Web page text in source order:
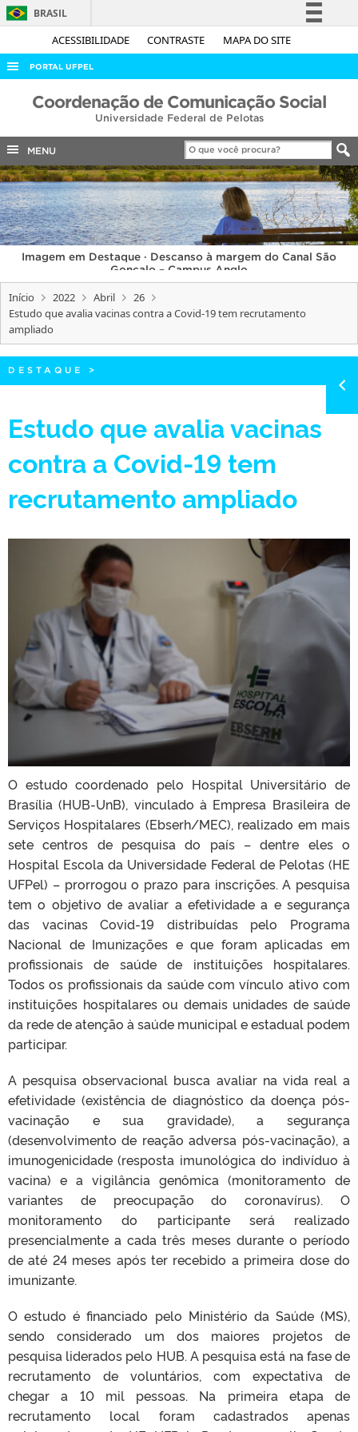
ACESSIBILIDADE CONTRASTE MAPA DO SITE
BRASIL
Simplifique!
Acesso à informação
Legislação
Canais
PORTAL UFPEL
ACESSO À INFORMAÇÃO
COBALTO
CONCURSOS
EDITAIS
INTERNACIONAL
OUVIDORIA
PORTARIAS
TELEFONES
Coordenação de Comunicação Social
Universidade Federal de Pelotas
MENU
Imagem em Destaque · Descanso à margem do Canal São
Gonçalo – Campus Anglo
Início 2022 Abril
26
Estudo que avalia vacinas contra a Covid-19 tem recrutamento
ampliado
DESTAQUE >
Estudo que avalia vacinas
contra a Covid-19 tem
recrutamento ampliado
O estudo coordenado pelo Hospital Universitário de
Brasília (HUB-UnB), vinculado à Empresa Brasileira de
Serviços Hospitalares (Ebserh/MEC), realizado em mais
sete centros de pesquisa do país – dentre eles o
Hospital Escola da Universidade Federal de Pelotas (HE
UFPel) – prorrogou o prazo para inscrições. A pesquisa
tem o objetivo de avaliar a efetividade a e segurança
das vacinas Covid-19 distribuídas pelo Programa
Nacional de Imunizações e que foram aplicadas em
profissionais de saúde de instituições hospitalares.
Todos os profissionais da saúde com vínculo ativo com
instituições hospitalares ou demais unidades de saúde
da rede de atenção à saúde municipal e estadual podem
participar.
A pesquisa observacional busca avaliar na vida real a
efetividade (existência de diagnóstico da doença pós-
vacinação e sua gravidade), a segurança
(desenvolvimento de reação adversa pós-vacinação), a
imunogenicidade (resposta imunológica do indivíduo à
vacina) e a vigilância genômica (monitoramento de
variantes de preocupação do coronavírus). O
monitoramento do participante será realizado
presencialmente a cada três meses durante o período
de até 24 meses após ter recebido a primeira dose do
imunizante.
O estudo é financiado pelo Ministério da Saúde (MS),
sendo considerado um dos maiores projetos de
pesquisa liderados pelo HUB. A pesquisa está na fase de
recrutamento de voluntários, com expectativa de
chegar a 10 mil pessoas. Na primeira etapa de
recrutamento local foram cadastrados apenas